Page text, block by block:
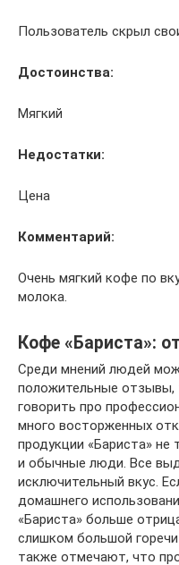
Пользователь скрыл
Достоинства:
Мягкий
Недостатки:
Цена
Комментарий:
Очень мягкий кофе по
молока.
Кофе «Бариста»:
Среди мнений людей
положительные отзывы,
говорить про
много восторженных
продукции «Бариста»
и обычные люди. Все
исключительный вкус.
домашнего
«Бариста» больше
слишком большой
также отмечают, что